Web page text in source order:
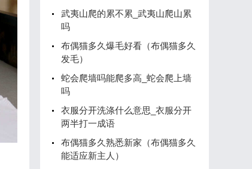
武夷山爬的累不累_武夷山爬山累
吗
布偶猫多久爆毛好看（布偶猫多久
发毛）
蛇会爬墙吗能爬多高_蛇会爬上墙
吗
衣服分开洗涤什么意思_衣服分开
两半打一成语
布偶猫多久熟悉新家（布偶猫多久
能适应新主人）